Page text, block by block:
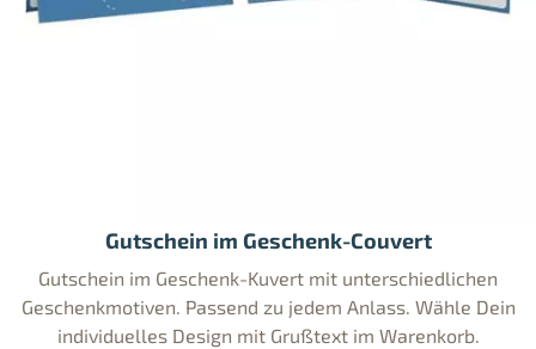
Gutschein im Geschenk-Couvert
Gutschein im Geschenk-Kuvert mit unterschiedlichen
Geschenkmotiven. Passend zu jedem Anlass. Wähle Dein
individuelles Design mit Grußtext im Warenkorb.